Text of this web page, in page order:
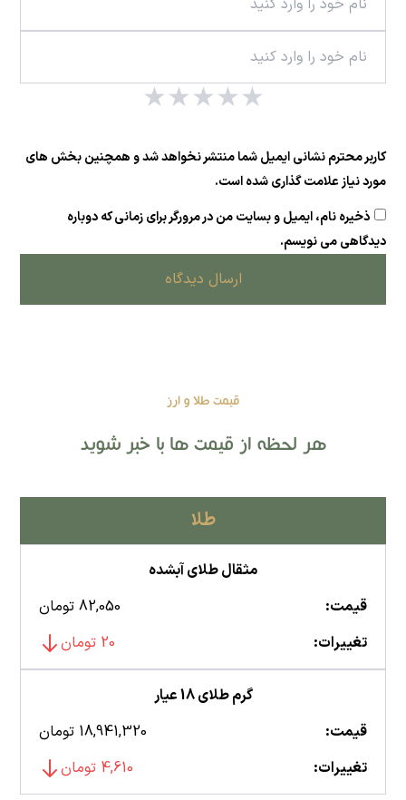
★
★
★
★
★
کاربر محترم نشانی ایمیل شما منتشر نخواهد شد و همچنین بخش های
مورد نیاز علامت گذاری شده است.
ذخیره نام، ایمیل و بسایت من در مرورگر برای زمانی که دوباره
دیدگاهی می نویسم.
ارسال دیدگاه
قیمت طلا و ارز
هر لحظه از قیمت ها با خبر شوید
طلا
مثقال طلای آبشده
قیمت:
82,050 تومان
تغییرات:
20 تومان
گرم طلای 18 عیار
قیمت:
18,941,320 تومان
تغییرات:
4,610 تومان